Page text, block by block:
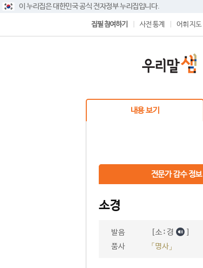
이 누리집은 대한민국 공식 전자정부 누리집입니다.
집필 참여하기 사전 통계 어휘 지도
내용 보기
전문가 감수 정보
소경
발음 [소ː경 ]
품사 「명사」